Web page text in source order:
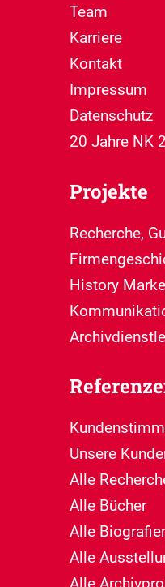
Team
Karriere
Kontakt
Impressum
Datenschutz
20 Jahre NK
Projekte
Recherche,
History
Unsere
Alle
Alle Bücher
Alle
Alle